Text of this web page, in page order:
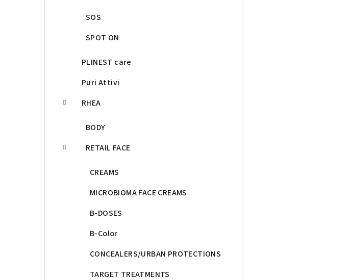
SOS
SPOT ON
PLINEST care
Puri Attivi
RHEA
BODY
RETAIL FACE
CREAMS
MICROBIOMA FACE CREAMS
B-DOSES
B-Color
CONCEALERS/URBAN PROTECTIONS
TARGET TREATMENTS